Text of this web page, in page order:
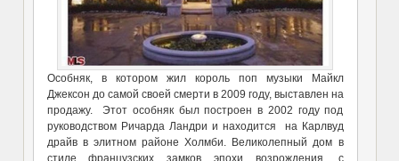
Особняк, в котором жил король поп музыки Майкл
Джексон до самой своей смерти в 2009 году, выставлен на
продажу. Этот особняк был построен в 2002 году под
руководством Ричарда Ландри и находится на Карлвуд
драйв в элитном районе Холмби. Великолепный дом в
стиле французских замков эпохи возрождения, с